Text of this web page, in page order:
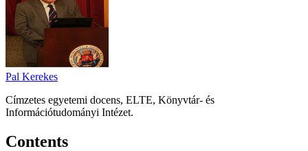
Pal Kerekes
Címzetes egyetemi docens, ELTE, Könyvtár- és
Információtudományi Intézet.
Contents